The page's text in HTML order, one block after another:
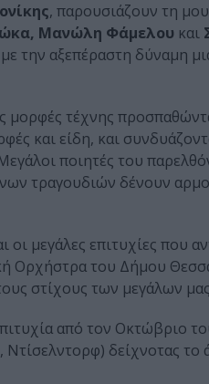
, παρουσιάζουν τη
Μανώλη Φάμελου και
την αξεπέραστη δύναμη
μορφές τέχνης
και είδη, και
ποιητές του
τραγουδιών δένουν
οι μεγάλες επιτυχίες που
Ορχήστρα του Δήμου
στίχους των μεγάλων
από τον Οκτώβριο
Ντίσελντορφ) δείχνοτας το